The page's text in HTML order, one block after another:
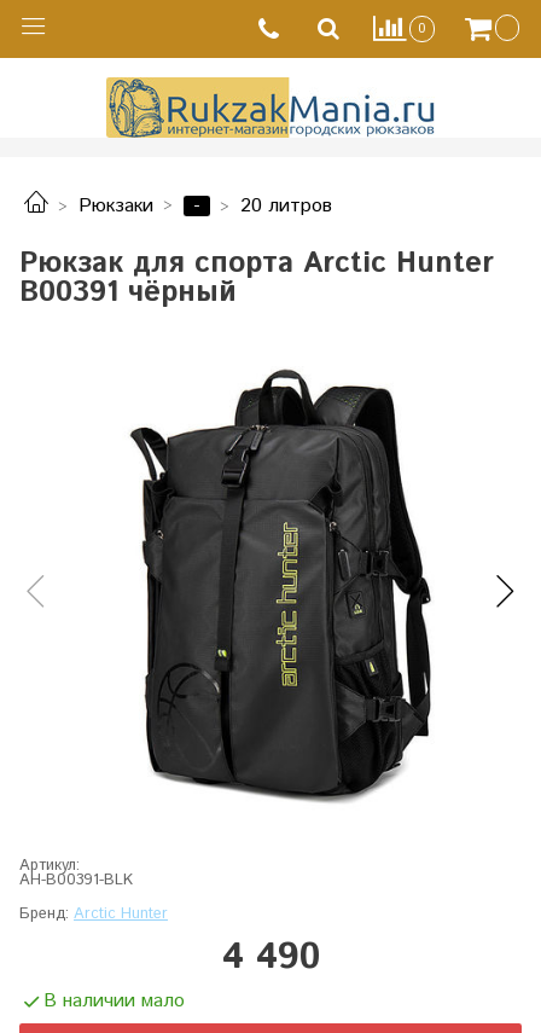
0
Рюкзаки - 20 литров
Рюкзак для спорта Arctic Hunter
B00391 чёрный
Артикул:
AH-B00391-BLK
Бренд: Arctic Hunter
4 490
В наличии мало